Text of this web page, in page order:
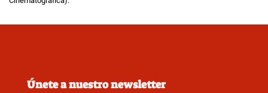
Únete a nuestro newsletter